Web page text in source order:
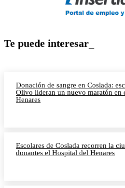
Te puede interesar_
Donación de sangre en Coslada:
Olivo lideran un nuevo maratón en
Henares
Escolares de Coslada recorren la
donantes el Hospital del Henares